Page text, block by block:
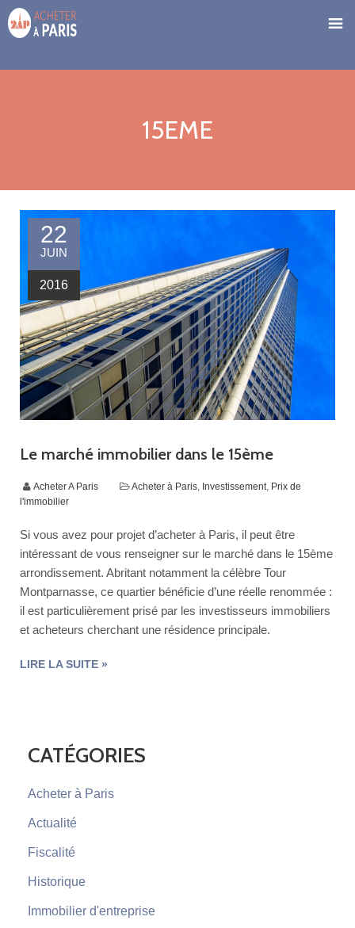
15EME
22
JUIN
2016
Le marché immobilier dans le 15ème
Acheter A Paris Acheter à Paris, Investissement, Prix de
l'immobilier
Si vous avez pour projet d’acheter à Paris, il peut être
intéressant de vous renseigner sur le marché dans le 15ème
arrondissement. Abritant notamment la célèbre Tour
Montparnasse, ce quartier bénéficie d’une réelle renommée :
il est particulièrement prisé par les investisseurs immobiliers
et acheteurs cherchant une résidence principale.
LIRE LA SUITE « LE
15ÈME »
»
CATÉGORIES
Acheter à Paris
Actualité
Fiscalité
Historique
Immobilier d'entreprise